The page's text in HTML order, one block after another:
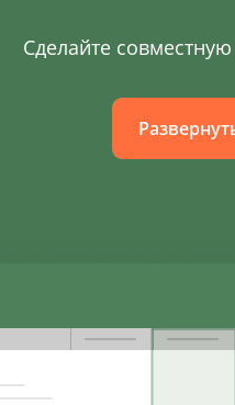
Сделайте